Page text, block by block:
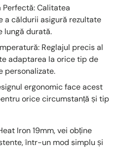
Calitatea
a căldurii asigură rezultate
lungă durată.
Reglajul precis al
adaptarea la orice tip de
personalizate.
ergonomic face acest
orice circumstanță și tip
Iron 19mm, vei obține
într-un mod simplu și